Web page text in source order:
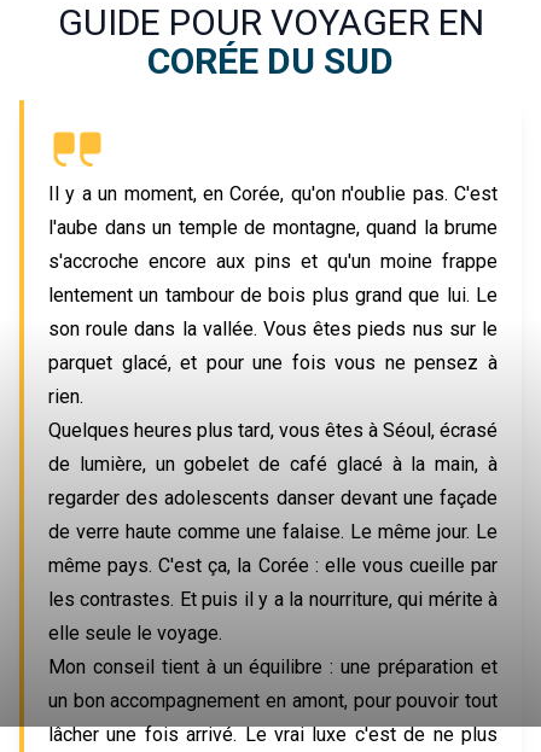
GUIDE POUR VOYAGER EN
CORÉE DU SUD
Il y a un moment, en Corée, qu'on n'oublie pas. C'est
l'aube dans un temple de montagne, quand la brume
s'accroche encore aux pins et qu'un moine frappe
lentement un tambour de bois plus grand que lui. Le
son roule dans la vallée. Vous êtes pieds nus sur le
parquet glacé, et pour une fois vous ne pensez à
rien.
Quelques heures plus tard, vous êtes à Séoul, écrasé
de lumière, un gobelet de café glacé à la main, à
regarder des adolescents danser devant une façade
de verre haute comme une falaise. Le même jour. Le
même pays. C'est ça, la Corée : elle vous cueille par
les contrastes. Et puis il y a la nourriture, qui mérite à
elle seule le voyage.
Mon conseil tient à un équilibre : une préparation et
un bon accompagnement en amont, pour pouvoir tout
lâcher une fois arrivé. Le vrai luxe c'est de ne plus